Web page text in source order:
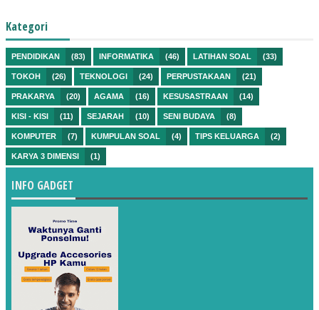
Kategori
PENDIDIKAN (83) INFORMATIKA (46) LATIHAN SOAL (33)
TOKOH (26) TEKNOLOGI (24) PERPUSTAKAAN (21)
PRAKARYA (20) AGAMA (16) KESUSASTRAAN (14)
KISI - KISI (11) SEJARAH (10) SENI BUDAYA (8)
KOMPUTER (7) KUMPULAN SOAL (4) TIPS KELUARGA (2)
KARYA 3 DIMENSI (1)
INFO GADGET